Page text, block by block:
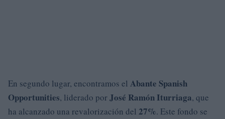
En segundo lugar, encontramos el Abante Spanish
Opportunities, liderado porJosé Ramón Iturriaga, que
ha alcanzado una revalorización del 27%. Este fondo se